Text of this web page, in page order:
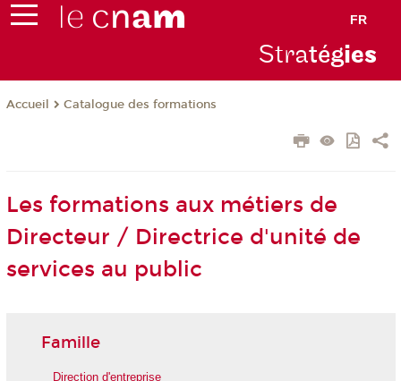
FR
Stratégies
Accueil Catalogue des formations
Les formations aux métiers de
Directeur / Directrice d'unité de
services au public
Famille
Direction d'entreprise